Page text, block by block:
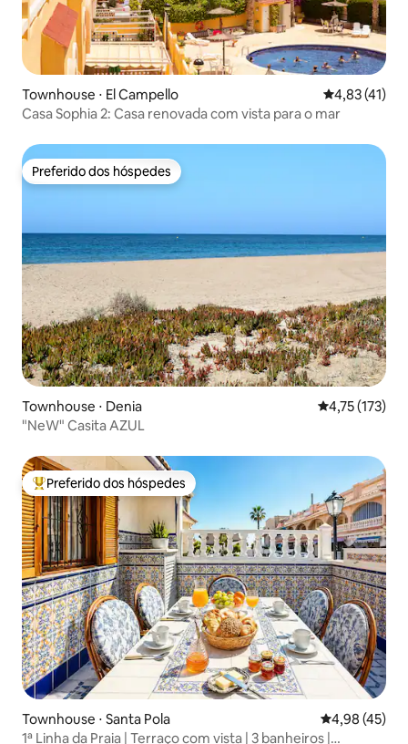
Townhouse ⋅ El Campello 4,83 de uma
4,83 (41)
Casa Sophia 2: Casa renovada com vista para o mar
Preferido dos hóspedes
Preferido dos hóspedes
Townhouse ⋅ Denia 4,75 de uma
4,75 (173)
"NeW" Casita AZUL
Entre os melhores preferidos dos hóspedes
Preferido dos hóspedes
Townhouse ⋅ Santa Pola 4,98 de uma
4,98 (45)
1ª Linha da Praia | Terraço com vista | 3 banheiros |